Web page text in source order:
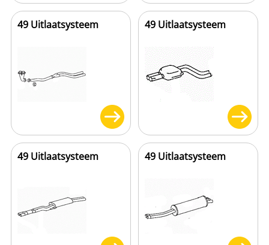
49 Uitlaatsysteem 49 Uitlaatsysteem
49 Uitlaatsysteem 49 Uitlaatsysteem